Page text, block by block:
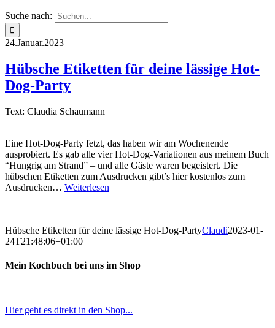
Suche nach:
24.Januar.2023
Hübsche Etiketten für deine lässige Hot-
Dog-Party
Text: Claudia Schaumann
Eine Hot-Dog-Party fetzt, das haben wir am Wochenende
ausprobiert. Es gab alle vier Hot-Dog-Variationen aus meinem Buch
“Hungrig am Strand” – und alle Gäste waren begeistert. Die
hübschen Etiketten zum Ausdrucken gibt’s hier kostenlos zum
Ausdrucken… Weiterlesen
Hübsche Etiketten für deine lässige Hot-Dog-PartyClaudi2023-01-
24T21:48:06+01:00
Mein Kochbuch bei uns im Shop
Hier geht es direkt in den Shop...